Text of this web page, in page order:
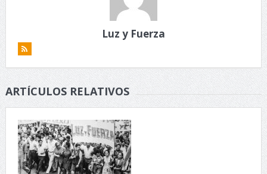
Luz y Fuerza
ARTÍCULOS RELATIVOS